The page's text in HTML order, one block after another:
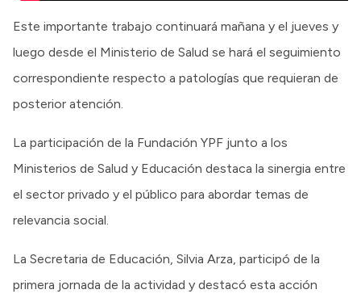
Este importante trabajo continuará mañana y el jueves y
luego desde el Ministerio de Salud se hará el seguimiento
correspondiente respecto a patologías que requieran de
posterior atención.
La participación de la Fundación YPF junto a los
Ministerios de Salud y Educación destaca la sinergia entre
el sector privado y el público para abordar temas de
relevancia social.
La Secretaria de Educación, Silvia Arza, participó de la
primera jornada de la actividad y destacó esta acción